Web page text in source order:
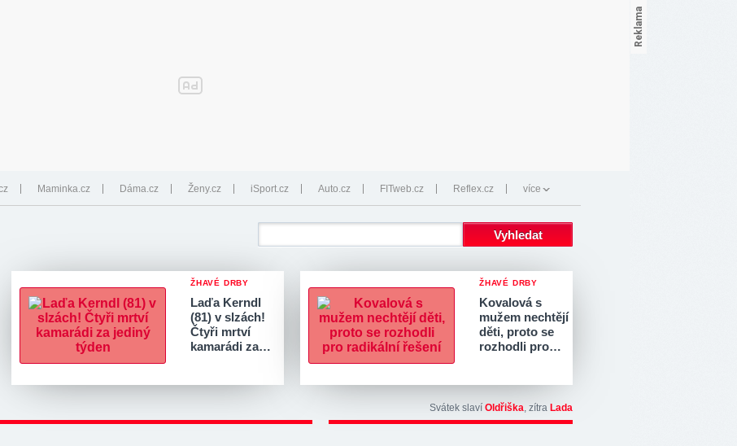
Maminka.cz Dáma.cz Ženy.cz iSport.cz Auto.cz FITweb.cz Reflex.cz více
ŽHAVÉ DRBY
Laďa Kerndl
(81) v slzách!
Čtyři mrtví
kamarádi za…
ŽHAVÉ DRBY
Kovalová s
mužem nechtějí
děti, proto se
rozhodli pro…
Svátek slaví Oldřiška, zítra Lada